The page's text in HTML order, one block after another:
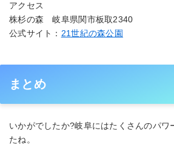
アクセス
株杉の森 岐阜県関市板取2340
公式サイト： 21世紀の森公園
まとめ
いかがでしたか?岐阜にはたくさんのパワ
たね。